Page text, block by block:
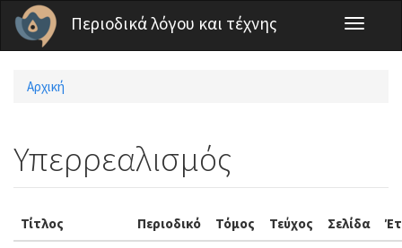
Παράκαμψη προς το κυρίως περιεχόμενο
Περιοδικά λόγου και τέχνης
Toggle
Είστε εδώ
Αρχική
Υπερρεαλισμός
Τίτλος Περιοδικό Τόμος Τεύχος Σελίδα